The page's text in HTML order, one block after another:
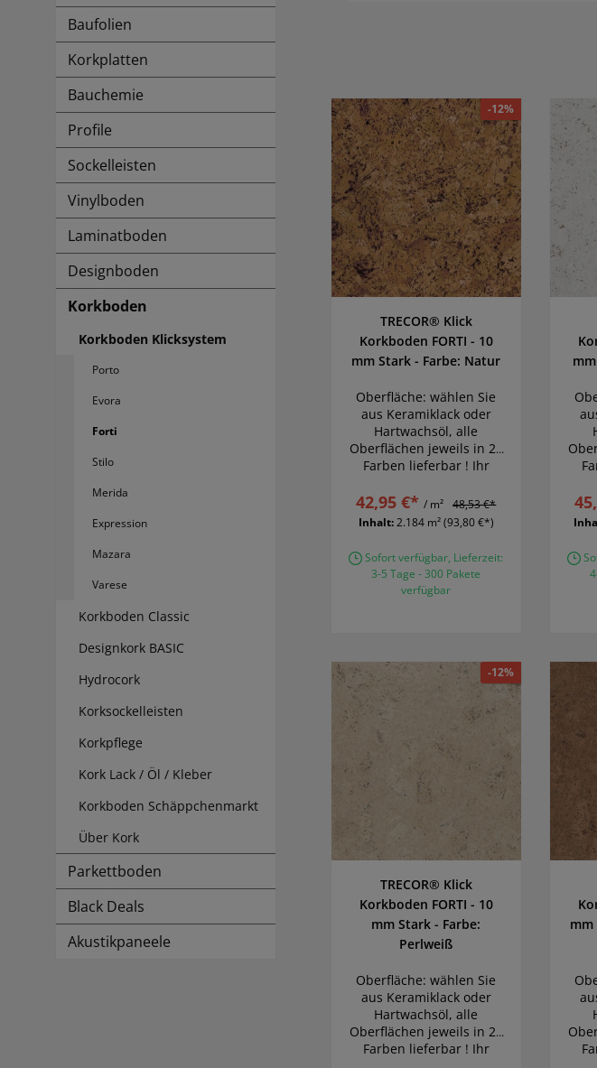
Baufolien
Korkplatten
Bauchemie
Profile
Sockelleisten
Vinylboden
Laminatboden
Designboden
Korkboden
Korkboden Klicksystem
Porto
Evora
Forti
Stilo
Merida
Expression
Mazara
Varese
Korkboden Classic
Designkork BASIC
Hydrocork
Korksockelleisten
Korkpflege
Kork Lack / Öl / Kleber
Korkboden Schäppchenmarkt
Über Kork
Parkettboden
Black Deals
Akustikpaneele
-12%
TRECOR® Klick
Korkboden FORTI - 10
mm Stark - Farbe: Natur
Oberfläche: wählen Sie
aus Keramiklack oder
Hartwachsöl, alle
Oberflächen jeweils in 22
Farben lieferbar ! Ihr
Wirklichkeit
42,95 €* / m²
48,53 €*
Inhalt:2.184 m²(93,80 €*)
Sofort verfügbar, Lieferzeit:
3-5 Tage - 300 Pakete
verfügbar
-12%
TRECOR® Klick
Korkboden FORTI - 10
mm Stark - Farbe:
Perlweiß
Oberfläche: wählen Sie
aus Keramiklack oder
Hartwachsöl, alle
Oberflächen jeweils in 22
Farben lieferbar ! Ihr
mm